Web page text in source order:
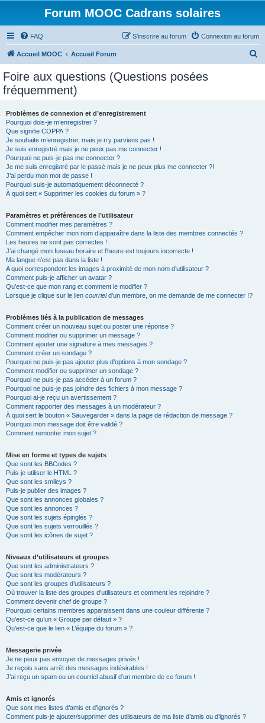
Forum MOOC Cadrans solaires
FAQ Connexion au forum
S’inscrire au forum
Accueil MOOC Accueil Forum
Foire aux questions (Questions posées
fréquemment)
Problèmes de connexion et d’enregistrement
Pourquoi dois-je m’enregistrer ?
Que signifie COPPA ?
Je souhaite m’enregistrer, mais je n’y parviens pas !
Je suis enregistré mais je ne peux pas me connecter !
Pourquoi ne puis-je pas me connecter ?
Je me suis enregistré par le passé mais je ne peux plus me connecter ?!
J’ai perdu mon mot de passe !
Pourquoi suis-je automatiquement déconnecté ?
À quoi sert « Supprimer les cookies du forum » ?
Paramètres et préférences de l’utilisateur
Comment modifier mes paramètres ?
Comment empêcher mon nom d’apparaître dans la liste des membres connectés ?
Les heures ne sont pas correctes !
J’ai changé mon fuseau horaire et l’heure est toujours incorrecte !
Ma langue n’est pas dans la liste !
A quoi correspondent les images à proximité de mon nom d’utilisateur ?
Comment puis-je afficher un avatar ?
Qu’est-ce que mon rang et comment le modifier ?
Lorsque je clique sur le lien courrield’un membre, on me demande de me connecter !?
Problèmes liés à la publication de messages
Comment créer un nouveau sujet ou poster une réponse ?
Comment modifier ou supprimer un message ?
Comment ajouter une signature à mes messages ?
Comment créer un sondage ?
Pourquoi ne puis-je pas ajouter plus d’options à mon sondage ?
Comment modifier ou supprimer un sondage ?
Pourquoi ne puis-je pas accéder à un forum ?
Pourquoi ne puis-je pas joindre des fichiers à mon message ?
Pourquoi ai-je reçu un avertissement ?
Comment rapporter des messages à un modérateur ?
À quoi sert le bouton « Sauvegarder » dans la page de rédaction de message ?
Pourquoi mon message doit être validé ?
Comment remonter mon sujet ?
Mise en forme et types de sujets
Que sont les BBCodes ?
Puis-je utiliser le HTML ?
Que sont les smileys ?
Puis-je publier des images ?
Que sont les annonces globales ?
Que sont les annonces ?
Que sont les sujets épinglés ?
Que sont les sujets verrouillés ?
Que sont les icônes de sujet ?
Niveaux d’utilisateurs et groupes
Que sont les administrateurs ?
Que sont les modérateurs ?
Que sont les groupes d’utilisateurs ?
Où trouver la liste des groupes d’utilisateurs et comment les rejoindre ?
Comment devenir chef de groupe ?
Pourquoi certains membres apparaissent dans une couleur différente ?
Qu’est-ce qu’un « Groupe par défaut » ?
Qu’est-ce que le lien « L’équipe du forum » ?
Messagerie privée
Je ne peux pas envoyer de messages privés !
Je reçois sans arrêt des messages indésirables !
J’ai reçu un spam ou un courriel abusif d’un membre de ce forum !
Amis et ignorés
Que sont mes listes d’amis et d’ignorés ?
Comment puis-je ajouter/supprimer des utilisateurs de ma liste d’amis ou d’ignorés ?